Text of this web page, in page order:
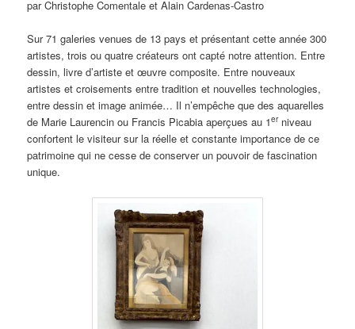
par Christophe Comentale et Alain Cardenas-Castro
Sur 71 galeries venues de 13 pays et présentant cette année 300
artistes, trois ou quatre créateurs ont capté notre attention. Entre
dessin, livre d’artiste et œuvre composite. Entre nouveaux
artistes et croisements entre tradition et nouvelles technologies,
entre dessin et image animée… Il n’empêche que des aquarelles
de Marie Laurencin ou Francis Picabia aperçues au 1erniveau
confortent le visiteur sur la réelle et constante importance de ce
patrimoine qui ne cesse de conserver un pouvoir de fascination
unique.